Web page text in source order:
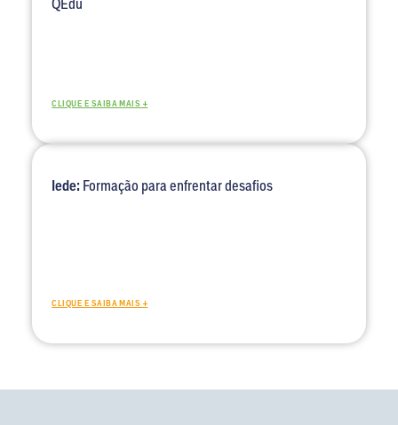
CLIQUE E SAIBA MAIS +
Iede:Formação para enfrentar desafios
CLIQUE E SAIBA MAIS +